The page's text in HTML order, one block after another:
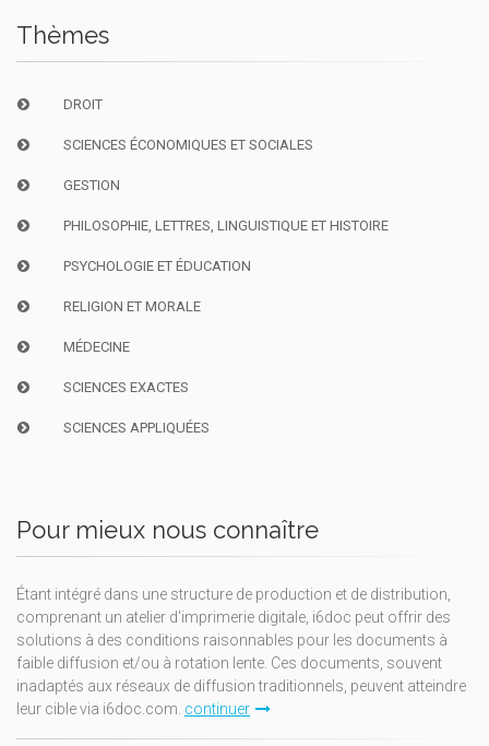
Thèmes
DROIT
SCIENCES ÉCONOMIQUES ET SOCIALES
GESTION
PHILOSOPHIE, LETTRES, LINGUISTIQUE ET HISTOIRE
PSYCHOLOGIE ET ÉDUCATION
RELIGION ET MORALE
MÉDECINE
SCIENCES EXACTES
SCIENCES APPLIQUÉES
Pour mieux nous connaître
Étant intégré dans une structure de production et de distribution,
comprenant un atelier d'imprimerie digitale, i6doc peut offrir des
solutions à des conditions raisonnables pour les documents à
faible diffusion et/ou à rotation lente. Ces documents, souvent
inadaptés aux réseaux de diffusion traditionnels, peuvent atteindre
leur cible via i6doc.com. continuer